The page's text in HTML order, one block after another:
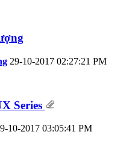
29-10-2017 02:27:21 PM
Series
10-2017 03:05:41 PM